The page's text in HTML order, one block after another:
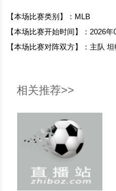
【本场比赛类别】：MLB
【本场比赛开始时间】：2026
【本场比赛对阵双方】：主队
相关推荐>>